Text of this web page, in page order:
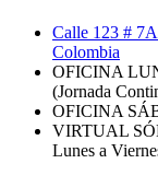
Calle 123 #
Colombia
OFICINA
(Jornada
OFICINA
VIRTUAL
Lunes a